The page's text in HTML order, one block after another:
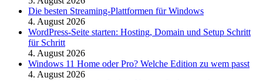
Die besten Streaming-Plattformen für Windows
4. August 2026
WordPress-Seite starten: Hosting, Domain und Setup Schritt
für Schritt
4. August 2026
Windows 11 Home oder Pro? Welche Edition zu wem passt
4. August 2026